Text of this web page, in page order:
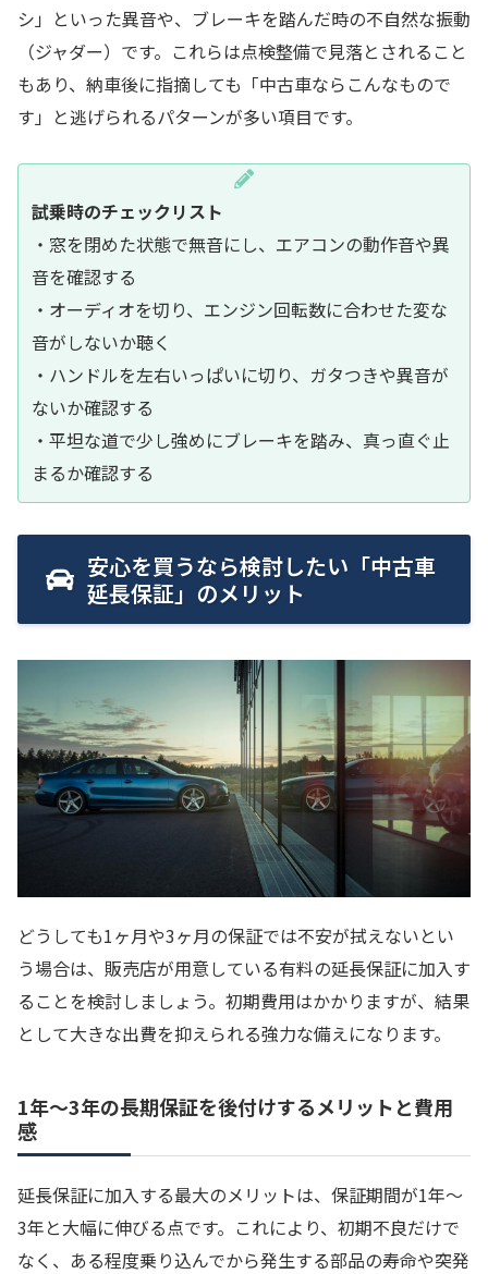
シ」といった異音や、ブレーキを踏んだ時の不自然な振動
（ジャダー）です。これらは点検整備で見落とされること
もあり、納車後に指摘しても「中古車ならこんなもので
す」と逃げられるパターンが多い項目です。
試乗時のチェックリスト
・窓を閉めた状態で無音にし、エアコンの動作音や異
音を確認する
・オーディオを切り、エンジン回転数に合わせた変な
音がしないか聴く
・ハンドルを左右いっぱいに切り、ガタつきや異音が
ないか確認する
・平坦な道で少し強めにブレーキを踏み、真っ直ぐ止
まるか確認する
安心を買うなら検討したい「中古車
延長保証」のメリット
どうしても1ヶ月や3ヶ月の保証では不安が拭えないとい
う場合は、販売店が用意している有料の延長保証に加入す
ることを検討しましょう。初期費用はかかりますが、結果
として大きな出費を抑えられる強力な備えになります。
1年～3年の長期保証を後付けするメリットと費用
感
延長保証に加入する最大のメリットは、保証期間が1年〜
3年と大幅に伸びる点です。これにより、初期不良だけで
なく、ある程度乗り込んでから発生する部品の寿命や突発